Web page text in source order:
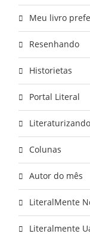
Meu livro
Resenhando
Historietas
Portal Literal
Literaturizando
Colunas
Autor do mês
LiteralMente
Literalmente